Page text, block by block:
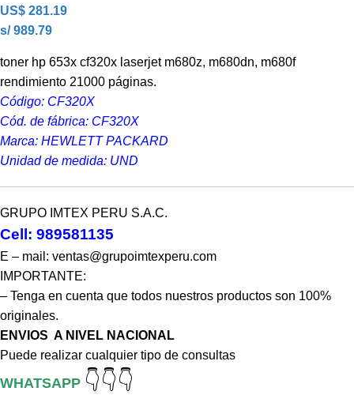
US$ 281.19
s/ 989.79
toner hp 653x cf320x laserjet m680z, m680dn, m680f
rendimiento 21000 páginas.
Código: CF320X
Cód. de fábrica: CF320X
Marca: HEWLETT PACKARD
Unidad de medida: UND
GRUPO IMTEX PERU S.A.C.
Cell: 989581135
E – mail: ventas@grupoimtexperu.com
IMPORTANTE:
– Tenga en cuenta que todos nuestros productos son 100%
originales.
ENVIOS A NIVEL NACIONAL
Puede realizar cualquier tipo de consultas
WHATSAPP 👇👇👇